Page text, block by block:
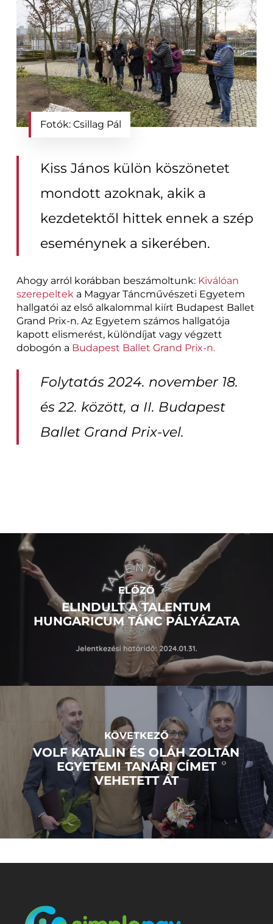
Fotók: Csillag Pál
Kiss János külön köszönetet
mondott azoknak, akik a
kezdetektől hittek ennek a szép
eseménynek a sikerében.
Ahogy arról korábban beszámoltunk: Kiválóan
szerepelteka Magyar Táncművészeti Egyetem
hallgatói az első alkalommal kiírt Budapest Ballet
Grand Prix-n. Az Egyetem számos hallgatója
kapott elismerést, különdíjat vagy végzett
dobogón a Budapest Ballet Grand Prix-n.
Folytatás 2024. november 18.
és 22. között, a II. Budapest
Ballet Grand Prix-vel.
ELŐZŐ
ELINDULT A TALENTUM
HUNGARICUM TÁNC PÁLYÁZATA
KÖVETKEZŐ
VOLF KATALIN ÉS OLÁH ZOLTÁN
EGYETEMI TANÁRI CÍMET
VEHETETT ÁT